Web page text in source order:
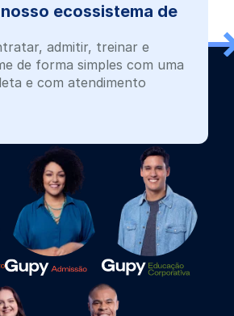
ecossistema de
admitir, treinar e
de forma simples com uma
e com atendimento